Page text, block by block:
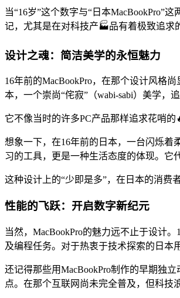
当“16岁”这个数字与“日本MacBookPro”
记，尤其是在对科技产🏭品有着极致追求
设计之魂：简洁美学的永恒魅力
16年前的MacBookPro，在那个设计风格
本，一个崇尚“侘寂”（wabi-sabi）美学，
它不像当时的许多PC产品那样追求花哨
想象一下，在16年前的日本，一台闪烁着
习的工具，更是一种生活态度的体现。它
这种设计上的“少即是多”，在日本的消费
性能的飞跃：开启数字新纪元
当然，MacBookPro的魅力远不止于设计
及编程任务。对于热衷于技术探索的日本
还记得那些用MacBookPro制作的早期独
点。在那个互联网尚未完全普及，但科技